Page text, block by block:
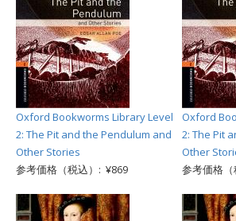
Oxford Bookworms Library Level
2: The Pit and the Pendulum and
Other Stories
参考価格（税込）: ¥869
Oxford
2: The Pit
Other
参考価格